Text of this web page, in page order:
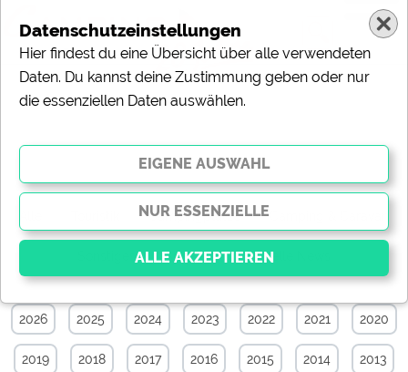
Campingplätze
Specials Aktuelle News
2026 2025 2024 2023 2022 2021 2020
2019 2018 2017 2016 2015 2014 2013
Datenschutzeinstellungen
Hier findest du eine Übersicht über alle verwendeten
Daten. Du kannst deine Zustimmung geben oder nur
die essenziellen Daten auswählen.
Essenziell
Essenzielle Cookies ermöglichen grundlegende
Funktionen und sind für die einwandfreie Funktion der